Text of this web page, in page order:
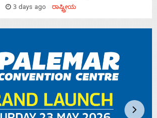
3 days ago ರಾಷ್ಟ್ರೀಯ